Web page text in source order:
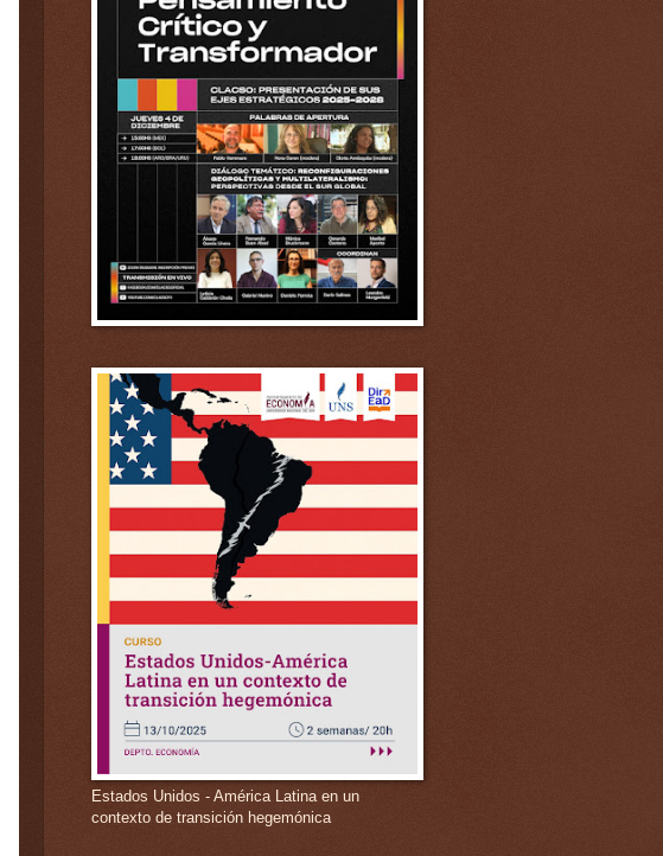
Estados Unidos - América Latina en un
contexto de transición hegemónica